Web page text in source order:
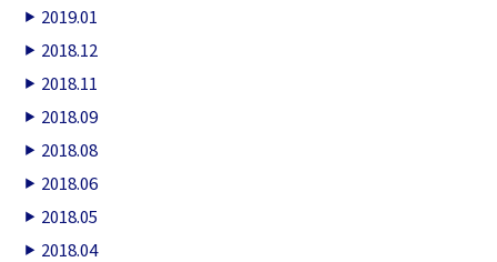
2019.01
2018.12
2018.11
2018.09
2018.08
2018.06
2018.05
2018.04